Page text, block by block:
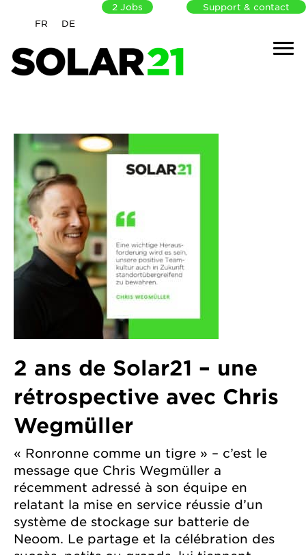
FR DE
2Jobs Support & contact
2 ans de Solar21 – une
rétrospective avec Chris
Wegmüller
« Ronronne comme un tigre » – c’est le
message que Chris Wegmüller a
récemment adressé à son équipe en
relatant la mise en service réussie d’un
système de stockage sur batterie de
Neoom. Le partage et la célébration des